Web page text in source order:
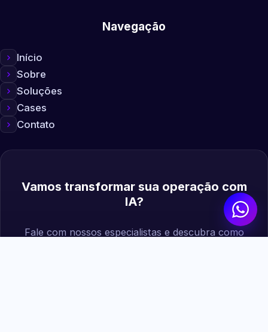
Navegação
Início
Sobre
Soluções
Cases
Contato
Vamos transformar sua operação com
IA?
Fale com nossos especialistas e descubra como